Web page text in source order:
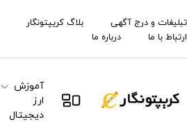
تبلیغات و درج آگهی
بلاگ کریپتونگار
ارتباط با ما
درباره ما
آموزش
ارز
دیجیتال